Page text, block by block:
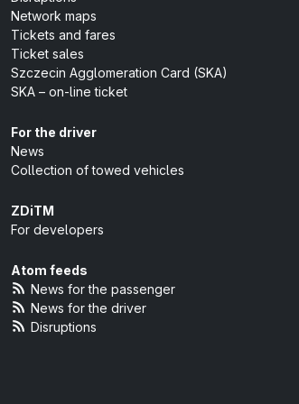
Network maps
Tickets and fares
Ticket sales
Szczecin Agglomeration Card (SKA)
SKA – on-line ticket
For the driver
News
Collection of towed vehicles
ZDiTM
For developers
Atom feeds
News for the passenger
News for the driver
Disruptions